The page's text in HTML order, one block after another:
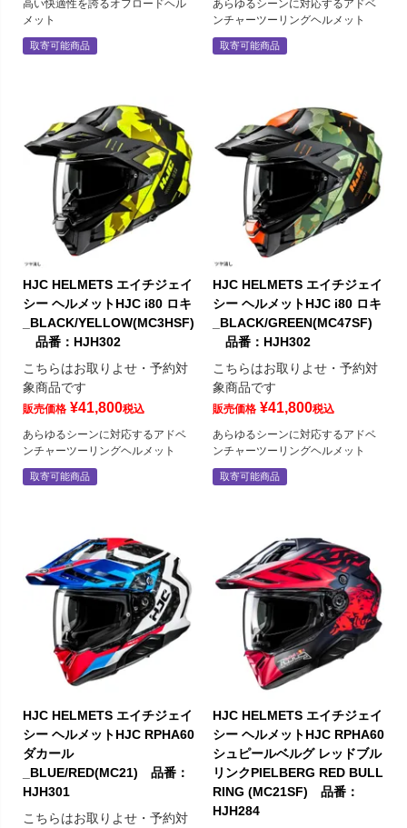
高い快適性を誇るオフロードヘル
メット
取寄可能商品
あらゆるシーンに対応するアドベ
ンチャーツーリングヘルメット
取寄可能商品
HJC HELMETS エイチジェイ
シー ヘルメットHJC i80 ロキ
_BLACK/YELLOW(MC3HSF)
品番：HJH302
こちらはお取りよせ・予約対
象商品です
販売価格 ¥41,800税込
あらゆるシーンに対応するアドベ
ンチャーツーリングヘルメット
取寄可能商品
HJC HELMETS エイチジェイ
シー ヘルメットHJC i80 ロキ
_BLACK/GREEN(MC47SF)
品番：HJH302
こちらはお取りよせ・予約対
象商品です
販売価格 ¥41,800税込
あらゆるシーンに対応するアドベ
ンチャーツーリングヘルメット
取寄可能商品
HJC HELMETS エイチジェイ
シー ヘルメットHJC RPHA60
ダカール
_BLUE/RED(MC21) 品番：
HJH301
こちらはお取りよせ・予約対
HJC HELMETS エイチジェイ
シー ヘルメットHJC RPHA60
シュピールベルグ レッドブル
リンクPIELBERG RED BULL
RING (MC21SF) 品番：
HJH284